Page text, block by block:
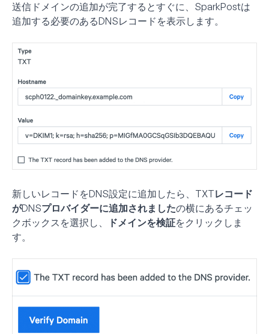
送信ドメインの追加が完了するとすぐに、SparkPostは
追加する必要のあるDNSレコードを表示します。
新しいレコードをDNS設定に追加したら、 TXTレコード
がDNSプロバイダーに追加されましたの横にあるチェッ
クボックスを選択し、
ドメインを検証をクリックしま
す。